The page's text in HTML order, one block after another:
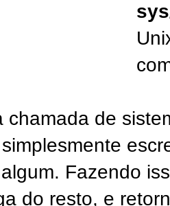
chamada de
Fazendo
do resto, e